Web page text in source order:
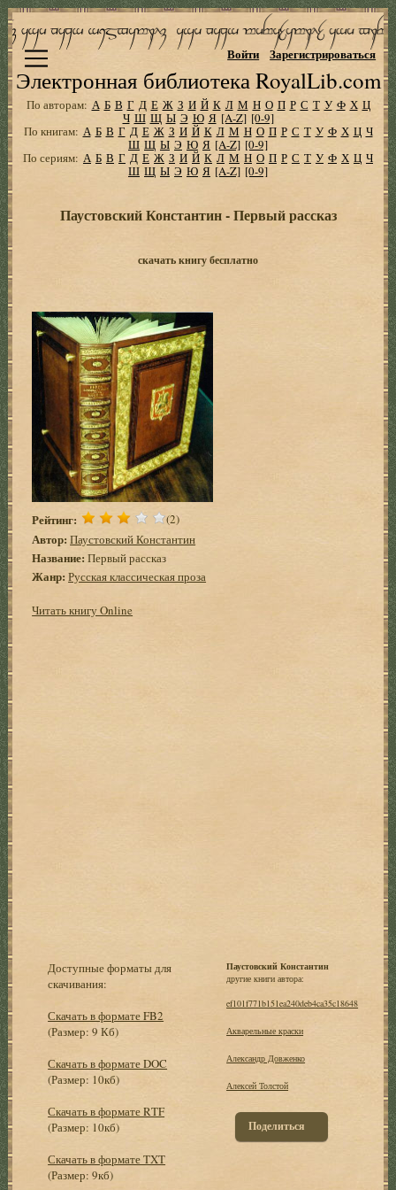
Электронная библиотека RoyalLib.com
Войти Зарегистрироваться
По авторам: А Б В Г Д Е Ж З И Й К Л М Н О П Р С Т У Ф Х Ц
Ч Ш Щ Ы Э Ю Я [A-Z] [0-9]
По книгам: А Б В Г Д Е Ж З И Й К Л М Н О П Р С Т У Ф Х Ц Ч
Ш Щ Ы Э Ю Я [A-Z] [0-9]
По сериям: А Б В Г Д Е Ж З И Й К Л М Н О П Р С Т У Ф Х Ц Ч
Ш Щ Ы Э Ю Я [A-Z] [0-9]
Паустовский Константин - Первый рассказ
скачать книгу бесплатно
Рейтинг: (2)
Автор: Паустовский Константин
Название: Первый рассказ
Жанр: Русская классическая проза
Читать книгу Online
Доступные форматы для
скачивания:
Скачать в формате FB2
(Размер: 9 Кб)
Скачать в формате DOC
(Размер: 10кб)
Скачать в формате RTF
(Размер: 10кб)
Скачать в формате TXT
(Размер: 9кб)
Паустовский Константин
другие книги автора:
ef101f771b151ea240deb4ca35c18648
Акварельные краски
Александр Довженко
Алексей Толстой
Поделиться